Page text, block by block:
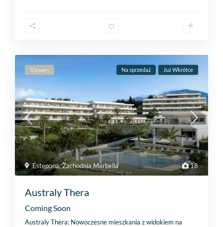
18
Estepona,Zachodnia Marbella
Opisany Na sprzedaż Już Wkrótce
Australy Thera
Coming Soon
Australy Thera: Nowoczesne mieszkania z widokiem na